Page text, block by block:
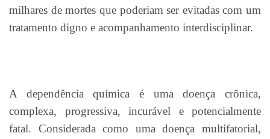
milhares de mortes que poderiam ser evitadas com um
tratamento digno e acompanhamento interdisciplinar.
A dependência química é uma doença crônica,
complexa, progressiva, incurável e potencialmente
fatal. Considerada como uma doença multifatorial,